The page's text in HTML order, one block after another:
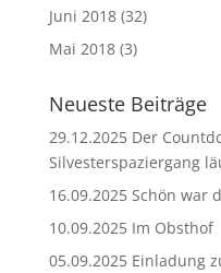
Juni 2018(32)
Mai 2018(3)
Neueste Beiträge
29.12.2025 Der
Silvesterspaziergang
16.09.2025 Schön war
10.09.2025 Im Obsthof
05.09.2025 Einladung